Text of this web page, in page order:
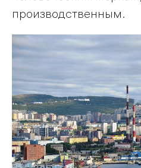
производственным.